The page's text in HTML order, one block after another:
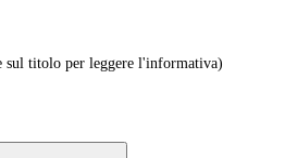
sul titolo per leggere l'informativa)